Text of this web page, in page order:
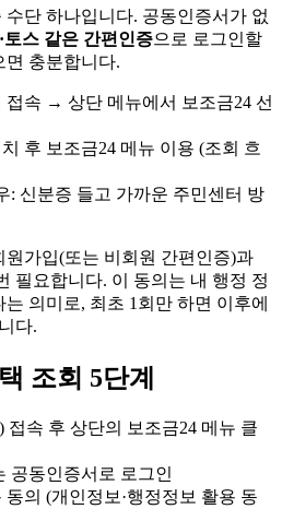
단 하나입니다. 공동인증서가 없
토스 같은 간편인증으로 로그인할
면 충분합니다.
접속 → 상단 메뉴에서 보조금24 선
후 보조금24 메뉴 이용 (조회 흐
: 신분증 들고 가까운 주민센터 방
원가입(또는 비회원 간편인증)과
필요합니다. 이 동의는 내 행정 정
의미로, 최초 1회만 하면 이후에
다.
조회 5단계
접속 후 상단의 보조금24 메뉴 클
공동인증서로 로그인
의 (개인정보·행정정보 활용 동